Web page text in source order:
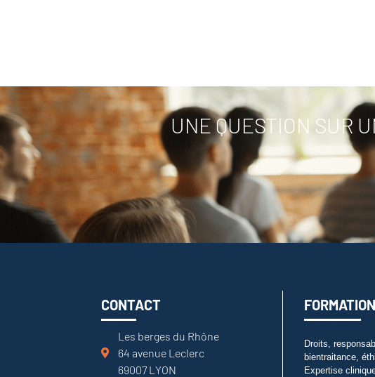
UNE QUESTION SUR
CONTACT
Les berges du Rhône
64 avenue Leclerc
69007 LYON
Droits,
bientraitance,
Expertise